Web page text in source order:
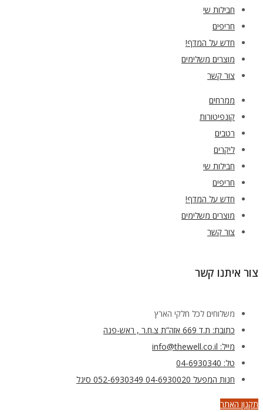
חבילות שי
חריפים
חדש על המדף!
מוצרים משלימים
צור קשר
ממרחים
קונפיטורות
רטבים
ליקרים
חבילות שי
חריפים
חדש על המדף!
מוצרים משלימים
צור קשר
צור איתנו קשר
משלוחים לכל חלקי הארץ
כתובת: ת.ד 669 אזה”ת צ.ח.ר , ראש-פנה
מייל: info@thewell.co.il
טל: 04-6930340
חנות המפעל 04-6930020 052-6930349 סיגל
תקנון האתר